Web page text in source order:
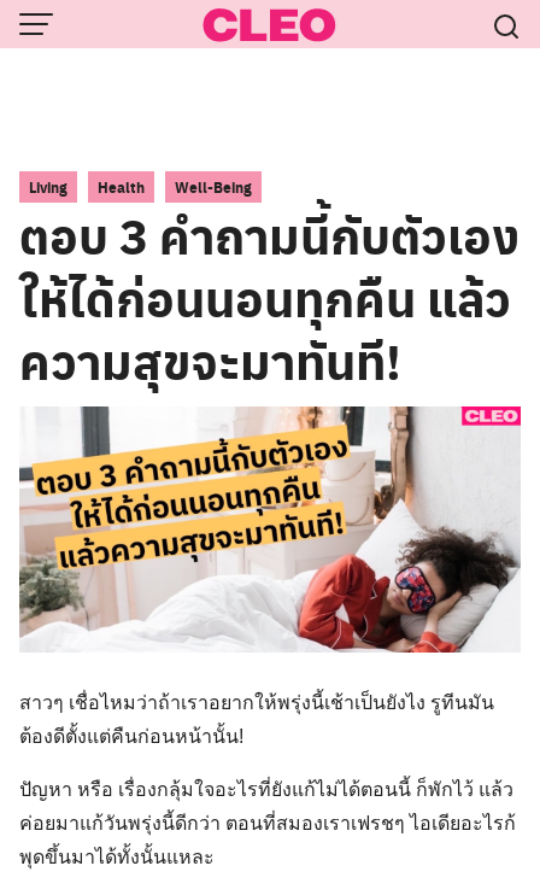
Skip
to
Living Health Well-Being
ตอบ 3 คำถามนี้กับตัวเอง
ให้ได้ก่อนนอนทุกคืน แล้ว
ความสุขจะมาทันที!
สาวๆ เชื่อไหมว่าถ้าเราอยากให้พรุ่งนี้เช้าเป็นยังไง รูทีนมัน
ต้องดีตั้งแต่คืนก่อนหน้านั้น!
ปัญหา หรือ เรื่องกลุ้มใจอะไรที่ยังแก้ไม่ได้ตอนนี้ ก็พักไว้ แล้ว
ค่อยมาแก้วันพรุ่งนี้ดีกว่า ตอนที่สมองเราเฟรชๆ ไอเดียอะไรก้
พุดขึ้นมาได้ทั้งนั้นแหละ